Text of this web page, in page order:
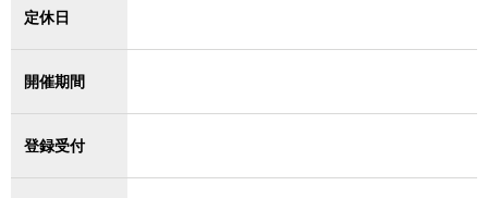
定休日
開催期間
登録受付